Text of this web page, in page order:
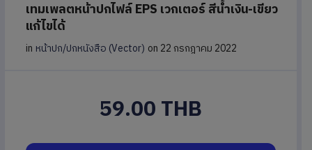
เทมเพลตหน้าปกไฟล์ EPS เวกเตอร์ สีน้ำเงิน-เขียว
แก้ไขได้
in หน้าปก/ปกหนังสือ (Vector) on 22 กรกฎาคม 2022
59.00 THB